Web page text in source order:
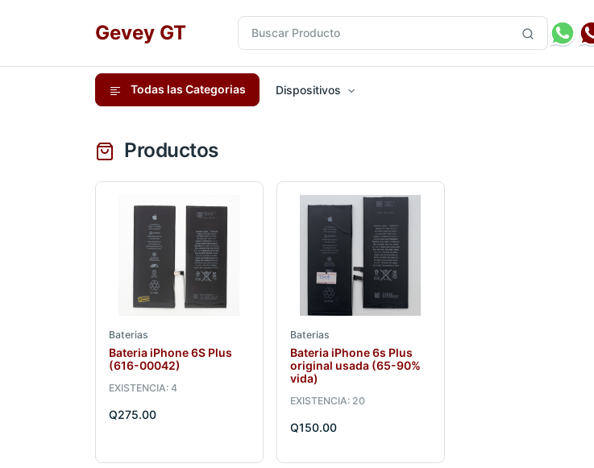
Gevey GT
Todas las Categorias Dispositivos
Productos
Baterias
Bateria iPhone 6S Plus
(616-00042)
EXISTENCIA: 4
Q275.00
Baterias
Bateria iPhone 6s Plus
original usada (65-90%
vida)
EXISTENCIA: 20
Q150.00